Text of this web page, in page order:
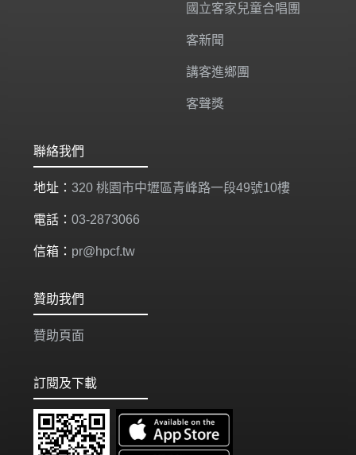
國立客家兒童合唱團
客新聞
講客進鄉團
客聲獎
聯絡我們
地址： 320 桃園市中壢區青峰路一段49號10樓
電話： 03-2873066
信箱： pr@hpcf.tw
贊助我們
贊助頁面
訂閱及下載